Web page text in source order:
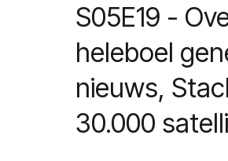
S05E19 -
heleboel
nieuws,
30.000